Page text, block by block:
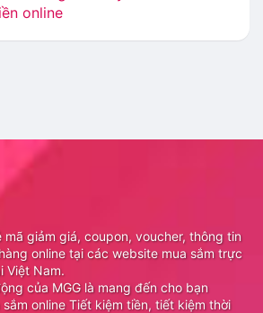
online
mã giảm giá, coupon, voucher, thông tin
online tại các website mua sắm trực
Việt Nam.
của MGG là mang đến cho bạn
online Tiết kiệm tiền, tiết kiệm thời